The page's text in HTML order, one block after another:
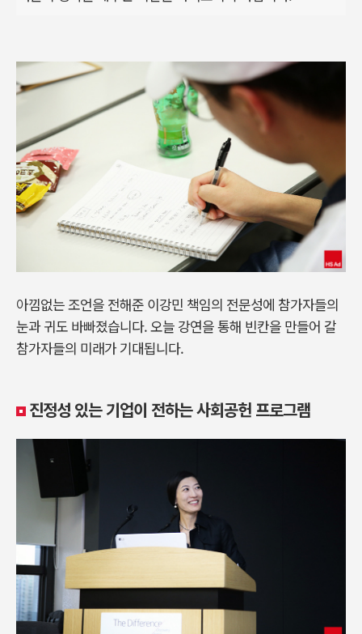
아낌없는 조언을 전해준 이강민 책임의 전문성에 참가자들의
눈과 귀도 바빠졌습니다. 오늘 강연을 통해 빈칸을 만들어 갈
참가자들의 미래가 기대됩니다.
진정성 있는 기업이 전하는 사회공헌 프로그램